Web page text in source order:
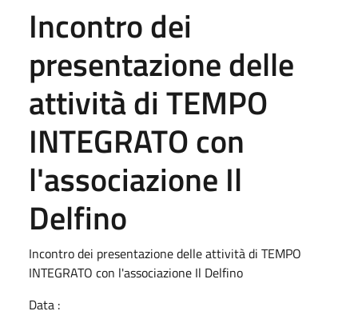
Incontro dei
presentazione delle
attività di TEMPO
INTEGRATO con
l'associazione Il
Delfino
Incontro dei presentazione delle attività di TEMPO
INTEGRATO con l'associazione Il Delfino
Data :